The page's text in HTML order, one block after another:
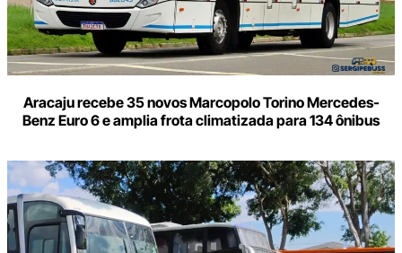
Aracaju recebe 35 novos Marcopolo Torino Mercedes-
Benz Euro 6 e amplia frota climatizada para 134 ônibus